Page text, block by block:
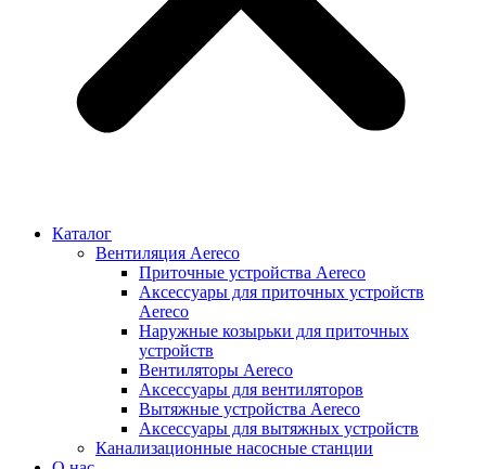
Каталог
Вентиляция Aereco
Приточные устройства Aereco
Аксессуары для приточных устройств
Aereco
Наружные козырьки для приточных
устройств
Вентиляторы Aereco
Аксессуары для вентиляторов
Вытяжные устройства Aereco
Аксессуары для вытяжных устройств
Канализационные насосные станции